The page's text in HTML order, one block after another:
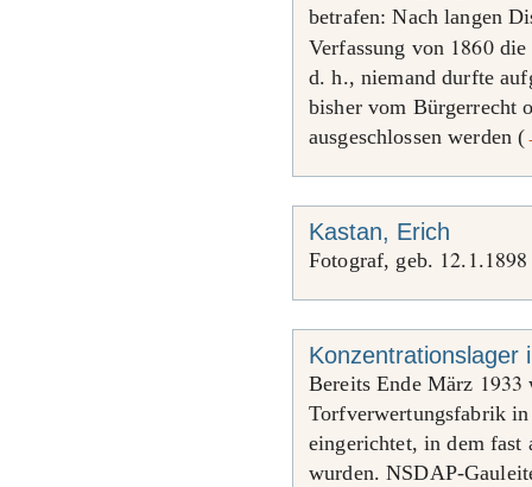
betrafen: Nach langen
Verfassung von 1860die
d. h., niemand durfte
bisher vom Bürgerrecht
ausgeschlossen werden (
Kastan, Erich
Fotograf, geb. 12. 1.1898
Konzentrationslager
Bereits Ende März 1933
Torfverwertungsfabrik
eingerichtet, in dem fast
wurden. NSDAP-